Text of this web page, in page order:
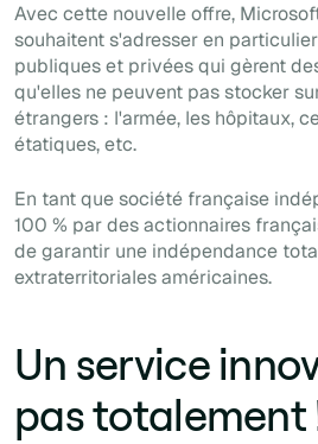
Avec cette nouvelle offre,
souhaitent s'adresser en
publiques et privées qui gèrent
qu'elles ne peuvent pas stocker
étrangers : l'armée, les hôpitaux,
étatiques, etc.
En tant que société française
100 % par des actionnaires
de garantir une indépendance
extraterritoriales américaines.
Un service
pas totalement